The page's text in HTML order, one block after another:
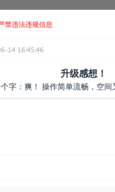
禁违法违规信息
14 16:45:46
升级感想！
字：爽！ 操作简单流畅，空间